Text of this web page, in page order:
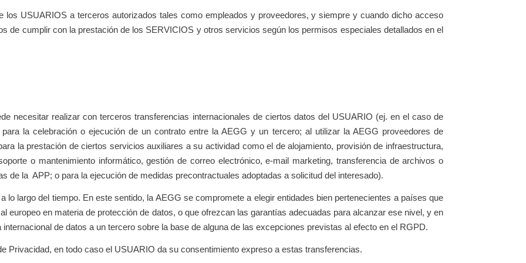
los USUARIOS a terceros autorizados tales como empleados y proveedores, y siempre y cuando dicho acceso
de cumplir con la prestación de los SERVICIOS y otros servicios según los permisos especiales detallados en el
necesitar realizar con terceros transferencias internacionales de ciertos datos del USUARIO (ej. en el caso de
la celebración o ejecución de un contrato entre la AEGG y un tercero; al utilizar la AEGG proveedores de
la prestación de ciertos servicios auxiliares a su actividad como el de alojamiento, provisión de infraestructura,
o mantenimiento informático, gestión de correo electrónico, e-mail marketing, transferencia de archivos o
de la APP; o para la ejecución de medidas precontractuales adoptadas a solicitud del interesado).
lo largo del tiempo. En este sentido, la AEGG se compromete a elegir entidades bien pertenecientes a países que
europeo en materia de protección de datos, o que ofrezcan las garantías adecuadas para alcanzar ese nivel, y en
de datos a un tercero sobre la base de alguna de las excepciones previstas al efecto en el RGPD.
Privacidad, en todo caso el USUARIO da su consentimiento expreso a estas transferencias.